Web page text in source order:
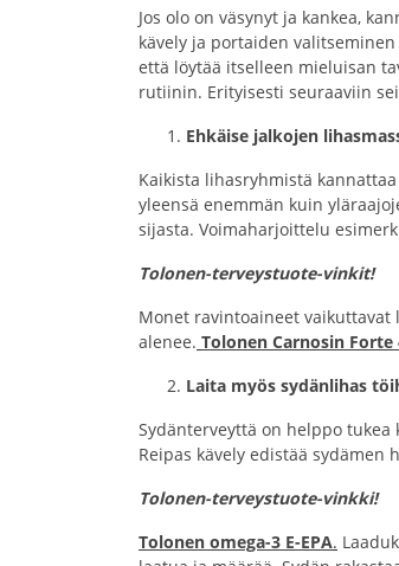
Jos olo on väsynyt ja kankea,
kävely ja portaiden
että löytää itselleen mieluisan
rutiinin. Erityisesti seuraaviin
Ehkäise jalkojen
Kaikista lihasryhmistä
yleensä enemmän kuin
sijasta. Voimaharjoittelu
Tolonen-terveystuote-vinkit!
Monet ravintoaineet
alenee. Tolonen Carnosin Forte
Laita myös sydänlihas
Sydänterveyttä on helppo
Reipas kävely edistää sydämen
Tolonen-terveystuote-vinkki!
Tolonen omega-3 E-EPA.